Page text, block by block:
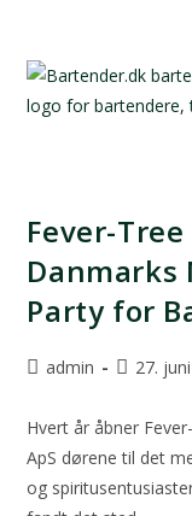
Fever-
Danmarks
Party for
admin 27.
Hvert år åbner
ApS dørene til det
og